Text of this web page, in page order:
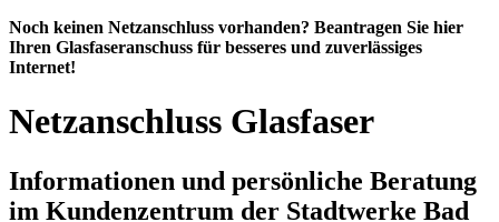
Noch keinen Netzanschluss vorhanden? Beantragen Sie hier
Ihren Glasfaseranschuss für besseres und zuverlässiges
Internet!
Netzanschluss Glasfaser
Informationen und persönliche Beratung
im Kundenzentrum der Stadtwerke Bad